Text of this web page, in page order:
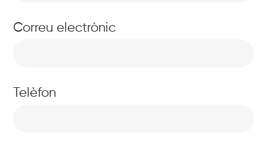
Correu electrònic
Telèfon